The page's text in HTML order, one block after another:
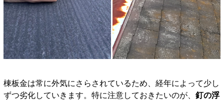
棟板金は常に外気にさらされているため、経年によって少し
ずつ劣化していきます。特に注意しておきたいのが、 釘の浮